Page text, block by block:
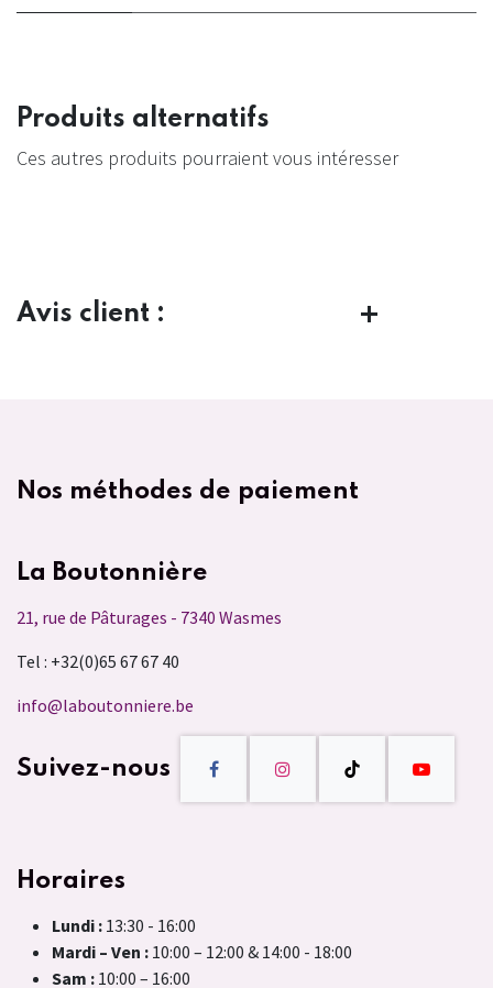
Produits alternatifs
Ces autres produits pourraient vous intéresser
Avis client :
Nos méthodes de paiement
La Boutonnière
21, rue de Pâturages - 7340 Wasmes
Tel : +32(0)65 67 67 40
info@laboutonniere.be
Suivez-nous
Horaires
Lundi : 13:30 - 16:00
Mardi – Ven : 10:00 – 12:00 & 14:00 - 18:00
Sam : 10:00 – 16:00